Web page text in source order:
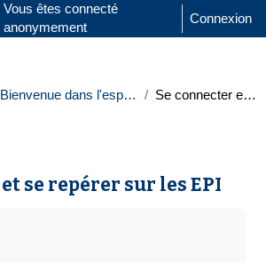
la saisie de recherche
Vous êtes connecté
anonymement
Connexion
Bienvenue dans l'espace "Mode d'emploi des EPI" Se connecter et se repérer sur les EPI
se repérer sur les EPI